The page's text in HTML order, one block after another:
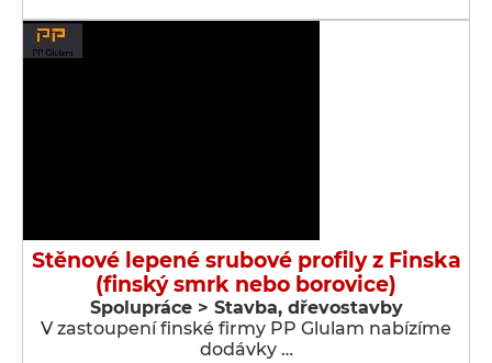
Stěnové lepené srubové profily z Finska
(finský smrk nebo borovice)
Spolupráce > Stavba, dřevostavby
V zastoupení finské firmy PP Glulam nabízíme
dodávky …